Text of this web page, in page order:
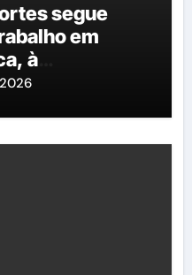
segue
em
à
George